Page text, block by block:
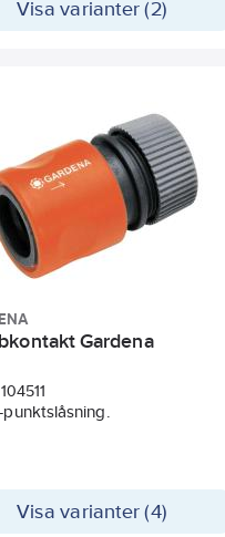
eller skonsam vattning för
för ömtålig vattning, Kraftfull
rengöring, Fast Fill för att fylla
och vattenkannor, Fine Rose
försiktigt vattna plantor och
att skölja tvållödder från bilar.
Visa varianter (2)
Gardena
104511
punktslåsning.
Visa varianter (4)